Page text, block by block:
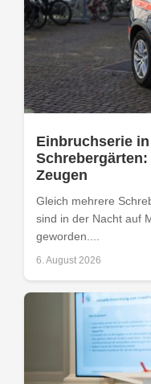
Einbruchserie
Zeugen
Gleich mehrere
sind in der Nacht auf
geworden....
6. August 2026